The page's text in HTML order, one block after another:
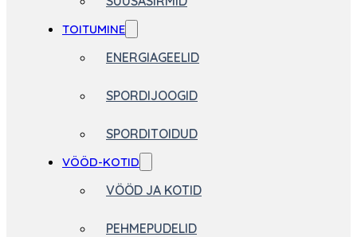
TOITUMINE
ENERGIAGEELID
SPORDIJOOGID
SPORDITOIDUD
VÖÖD-KOTID
VÖÖD JA KOTID
PEHMEPUDELID